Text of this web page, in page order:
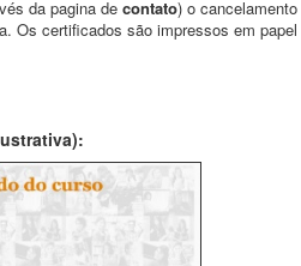
da pagina de contato) o
Os certificados são impressos em